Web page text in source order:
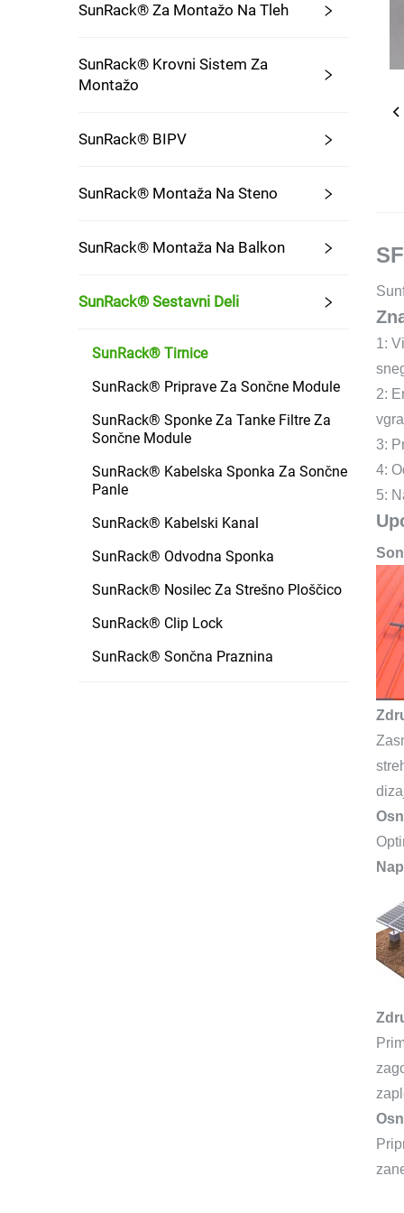
SunRack® Za Montažo Na Tleh
SunRack® Krovni Sistem Za
Montažo
SunRack® BIPV
SunRack® Montaža Na Steno
SunRack® Montaža Na Balkon
SunRack® Sestavni Deli
SunRack® Tirnice
SunRack® Priprave Za Sončne Module
SunRack® Sponke Za Tanke Filtre Za
Sončne Module
SunRack® Kabelska Sponka Za Sončne
Panle
SunRack® Kabelski Kanal
SunRack® Odvodna Sponka
SunRack® Nosilec Za Strešno Ploščico
SunRack® Clip Lock
SunRack® Sončna Praznina
1:
2:
3:
4:
5: